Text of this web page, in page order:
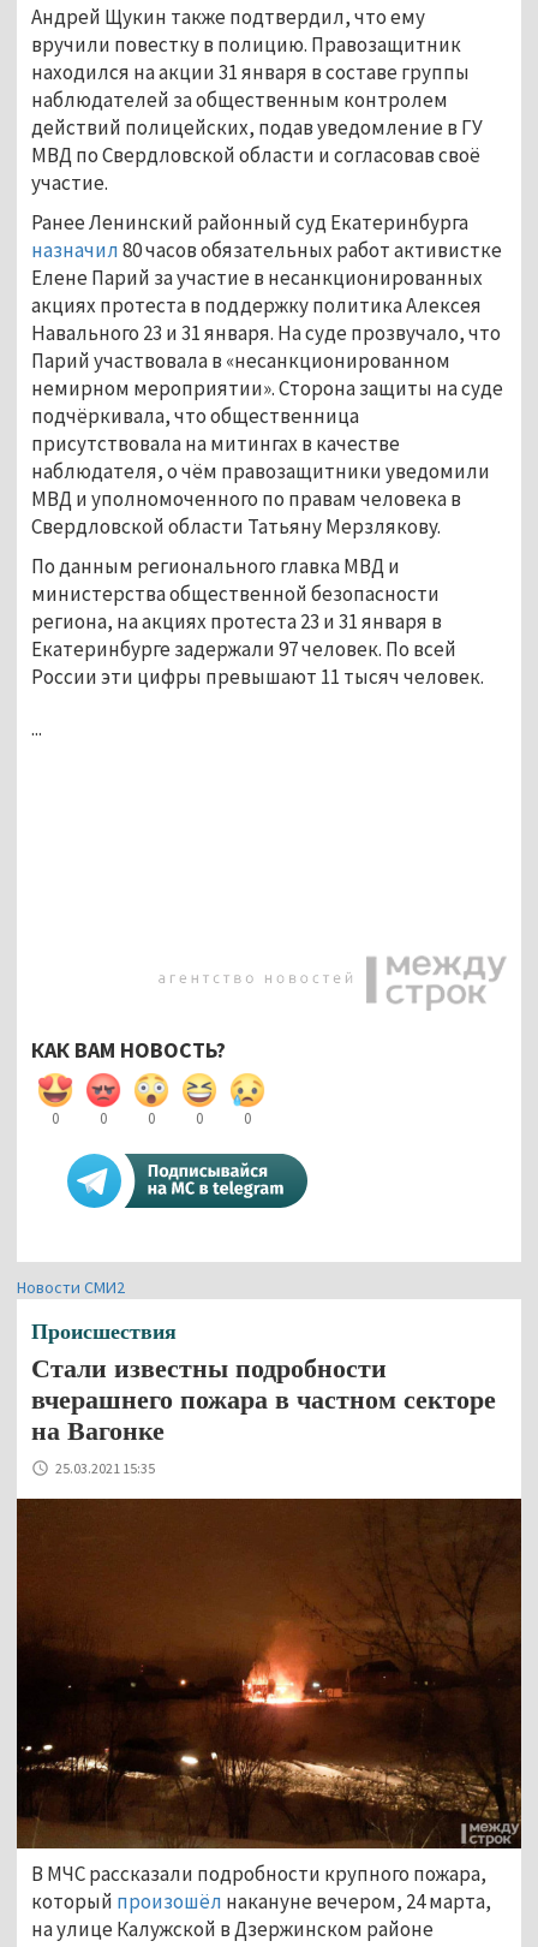
Андрей Щукин также подтвердил, что ему
вручили повестку в полицию. Правозащитник
находился на акции 31 января в составе группы
наблюдателей за общественным контролем
действий полицейских, подав уведомление в ГУ
МВД по Свердловской области и согласовав своё
участие.
Ранее Ленинский районный суд Екатеринбурга
назначил80 часов обязательных работ активистке
Елене Парий за участие в несанкционированных
акциях протеста в поддержку политика Алексея
Навального 23 и 31 января. На суде прозвучало, что
Парий участвовала в «несанкционированном
немирном мероприятии». Сторона защиты на суде
подчёркивала, что общественница
присутствовала на митингах в качестве
наблюдателя, о чём правозащитники уведомили
МВД и уполномоченного по правам человека в
Свердловской области Татьяну Мерзлякову.
По данным регионального главка МВД и
министерства общественной безопасности
региона, на акциях протеста 23 и 31 января в
Екатеринбурге задержали 97 человек. По всей
России эти цифры превышают 11 тысяч человек.
...
КАК ВАМ НОВОСТЬ?
0 0 0 0 0
Новости СМИ2
Происшествия
Стали известны подробности
вчерашнего пожара в частном секторе
на Вагонке
25.03.2021 15:35
В МЧС рассказали подробности крупного пожара,
который произошёл накануне вечером, 24 марта,
на улице Калужской в Дзержинском районе